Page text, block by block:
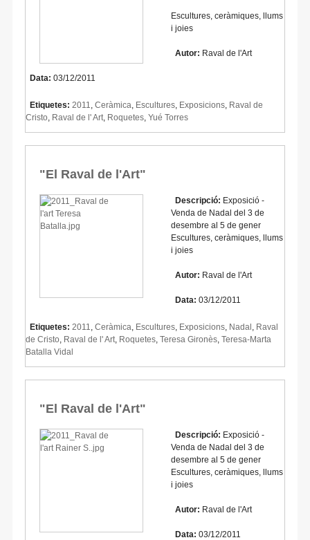
Escultures, ceràmiques, llums
i joies
Autor: Raval de l'Art
Data: 03/12/2011
Etiquetes: 2011 Ceràmica Escultures Exposicions Raval de
Cristo Raval de l' Art Roquetes Yué Torres
"El Raval de l'Art"
Descripció: Exposició -
Venda de Nadal del 3 de
desembre al 5 de gener
Escultures, ceràmiques, llums
i joies
Autor: Raval de l'Art
Data: 03/12/2011
Etiquetes: 2011 Ceràmica Escultures Exposicions Nadal Raval
de Cristo Raval de l' Art Roquetes Teresa Gironès Teresa-Marta
Batalla Vidal
"El Raval de l'Art"
Descripció: Exposició -
Venda de Nadal del 3 de
desembre al 5 de gener
Escultures, ceràmiques, llums
i joies
Autor: Raval de l'Art
Data: 03/12/2011